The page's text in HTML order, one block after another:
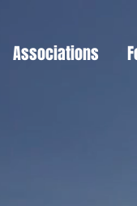
Associations